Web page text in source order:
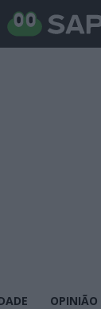
OPINIÃO